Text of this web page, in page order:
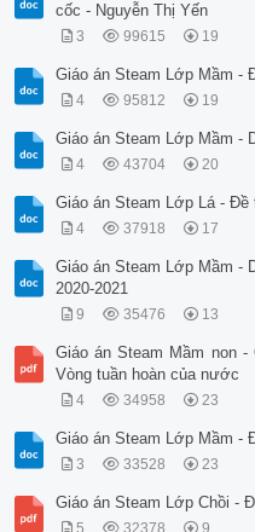
cốc - Nguyễn Thị Yến
3 99615 19
Giáo án Steam Lớp Mầm -
4 95812 19
Giáo án Steam Lớp Mầm -
4 43704 20
Giáo án Steam Lớp Lá -
4 37918 17
Giáo án Steam Lớp Mầm -
2020-2021
9 35476 13
Giáo án Steam Mầm non
Vòng tuần hoàn của nước
4 34958 23
Giáo án Steam Lớp Mầm -
3 33528 23
Giáo án Steam Lớp Chồi -
5 32378 9